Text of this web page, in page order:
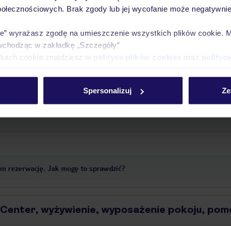
Brak zgody lub jej wycofanie może
wyrażasz zgodę na umieszczenie wszystkich plików cookie.
w zakładkę „Szczegóły”
cookie znajdziesz w polityce plików cookies oraz
Spersonalizuj
widnieje jako „nieopłacono”
rezerwację. Jak mogę to sprawdzić?
wyżywienie, wyposażenie pokoju,